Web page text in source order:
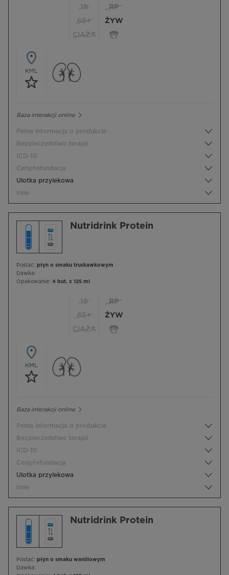
18
65+
CIĄŻA
RP
ŻYW
KML
Baza interakcji online
Pełna informacja o produkcie
Bezpieczeństwo terapii
ICD-10
Ceny/refundacja
Ulotka przylekowa
Inne
Nutridrink Protein
Postać: płyn o smaku truskawkowym
Dawka:
Opakowanie: 4 but. x 125 ml
18
65+
CIĄŻA
RP
ŻYW
KML
Baza interakcji online
Pełna informacja o produkcie
Bezpieczeństwo terapii
ICD-10
Ceny/refundacja
Ulotka przylekowa
Inne
Nutridrink Protein
Postać: płyn o smaku waniliowym
Dawka: